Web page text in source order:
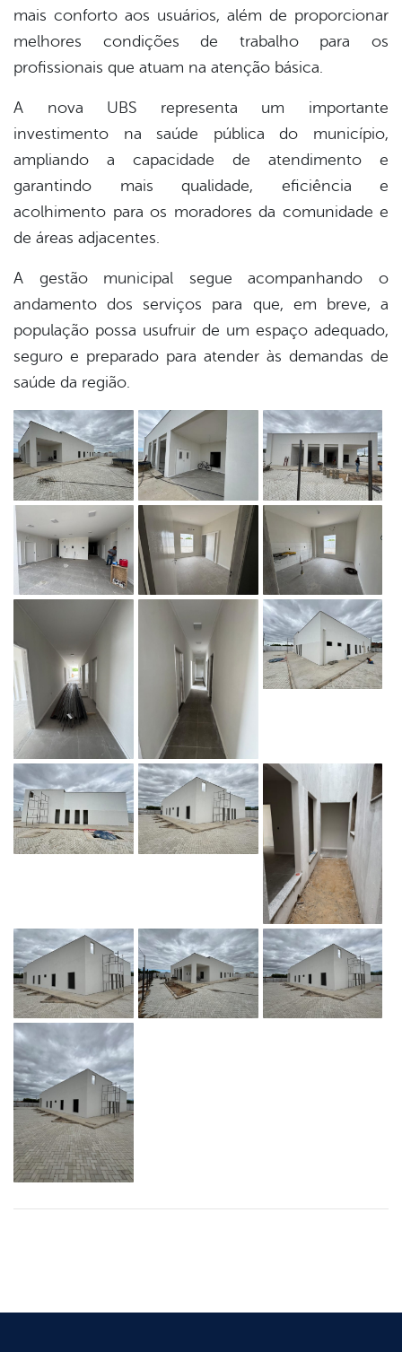
mais conforto aos usuários, além de proporcionar
melhores condições de trabalho para os
profissionais que atuam na atenção básica.
A nova UBS representa um importante
investimento na saúde pública do município,
ampliando a capacidade de atendimento e
garantindo mais qualidade, eficiência e
acolhimento para os moradores da comunidade e
de áreas adjacentes.
A gestão municipal segue acompanhando o
andamento dos serviços para que, em breve, a
população possa usufruir de um espaço adequado,
seguro e preparado para atender às demandas de
saúde da região.